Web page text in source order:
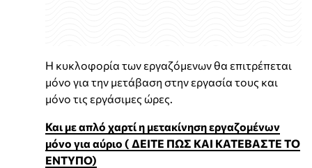
Η κυκλοφορία των εργαζόμενων θα επιτρέπεται
μόνο για την μετάβαση στην εργασία τους και
μόνο τις εργάσιμες ώρες.
Και με απλό χαρτί η μετακίνηση εργαζομένων
μόνο για αύριο ( ΔΕΙΤΕ ΠΩΣ ΚΑΙ ΚΑΤΕΒΑΣΤΕ ΤΟ
ΕΝΤΥΠΟ)